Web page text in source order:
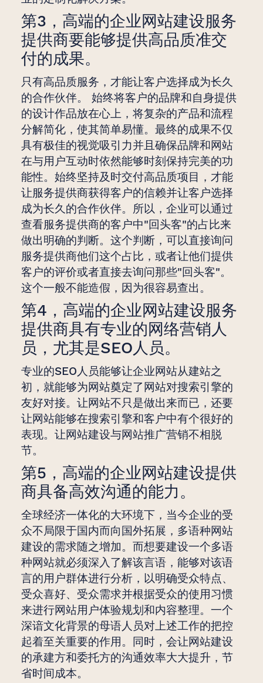
第3，高端的企业网站建设服务
提供商要能够提供高品质准交
付的成果。
只有高品质服务，才能让客户选择成为长久
的合作伙伴。 始终将客户的品牌和自身提供
的设计作品放在心上，将复杂的产品和流程
分解简化，使其简单易懂。最终的成果不仅
具有极佳的视觉吸引力并且确保品牌和网站
在与用户互动时依然能够时刻保持完美的功
能性。始终坚持及时交付高品质项目，才能
让服务提供商获得客户的信赖并让客户选择
成为长久的合作伙伴。所以，企业可以通过
查看服务提供商的客户中"回头客"的占比来
做出明确的判断。这个判断，可以直接询问
服务提供商他们这个占比，或者让他们提供
客户的评价或者直接去询问那些"回头客"。
这个一般不能造假，因为很容易查出。
第4，高端的企业网站建设服务
提供商具有专业的网络营销人
员，尤其是SEO人员。
专业的SEO人员能够让企业网站从建站之
初，就能够为网站奠定了网站对搜索引擎的
友好对接。让网站不只是做出来而已，还要
让网站能够在搜索引擎和客户中有个很好的
表现。让网站建设与网站推广营销不相脱
节。
第5，高端的企业网站建设提供
商具备高效沟通的能力。
全球经济一体化的大环境下，当今企业的受
众不局限于国内而向国外拓展，多语种网站
建设的需求随之增加。而想要建设一个多语
种网站就必须深入了解该言语，能够对该语
言的用户群体进行分析，以明确受众特点、
受众喜好、受众需求并根据受众的使用习惯
来进行网站用户体验规划和内容整理。一个
深谙文化背景的母语人员对上述工作的把控
起着至关重要的作用。同时，会让网站建设
的承建方和委托方的沟通效率大大提升，节
省时间成本。